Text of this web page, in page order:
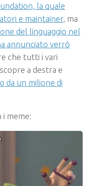
la quale
e maintainer, ma
del linguaggio nel
annunciato verrò
che tutti i vari
a destra e
da un milione di
meme: